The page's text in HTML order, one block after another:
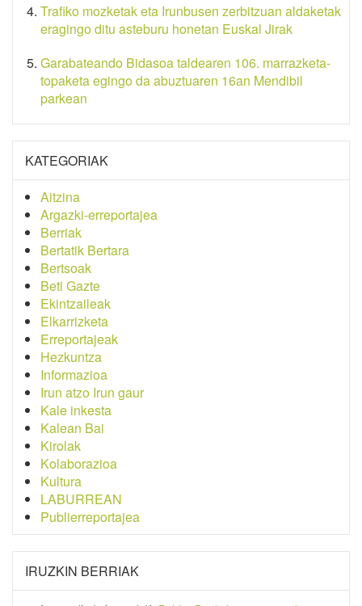
Trafiko mozketak eta Irunbusen zerbitzuan aldaketak
eragingo ditu asteburu honetan Euskal Jirak
Garabateando Bidasoa taldearen 106. marrazketa-
topaketa egingo da abuztuaren 16an Mendibil
parkean
KATEGORIAK
Aitzina
Argazki-erreportajea
Berriak
Bertatik Bertara
Bertsoak
Beti Gazte
Ekintzaileak
Elkarrizketa
Erreportajeak
Hezkuntza
Informazioa
Irun atzo Irun gaur
Kale inkesta
Kalean Bai
Kirolak
Kolaborazioa
Kultura
LABURREAN
Publierreportajea
IRUZKIN BERRIAK